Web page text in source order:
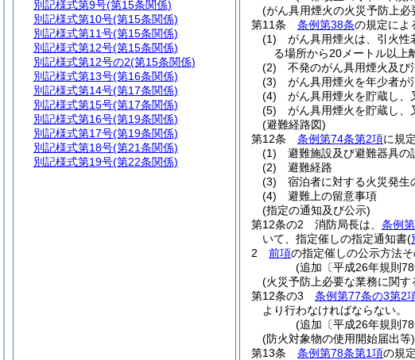
(がん具用煙火の火災予防上必
第11条
条例第38条の規定によ
(1)
がん具用煙火は、引火性
る場所から20メートル以上
(2)
不発のがん具用煙火及び
(3)
がん具用煙火を年少者が
(4)
がん具用煙火を貯蔵し、
(5)
がん具用煙火を貯蔵し、
(避難経路図)
第12条
条例第74条第2項に規
(1)
避難施設及び避難器具の
(2)
避難経路
(3)
宿泊者に対する火災発生
(4)
避難上の留意事項
(指定の通知及び公示)
第12条の2
消防局長は、 条例
いて、指定催しの指定通知書(
2
前項の指定催しの公示方法
(追加〔平成26年規則
(火災予防上必要な業務に関す
第12条の3
条例第77条の3第2
より行わなければならない。
(追加〔平成26年規則
(防火対象物の使用開始届出等)
第13条
条例第78条第1項の規
別記様式第9号(第15条関係)
別記様式第10号(第15条関係)
別記様式第11号(第15条関係)
別記様式第12号(第15条関係)
別記様式第12号の2(第15条関係)
別記様式第13号(第16条関係)
別記様式第14号(第17条関係)
別記様式第15号(第17条関係)
別記様式第16号(第19条関係)
別記様式第17号(第19条関係)
別記様式第18号(第21条関係)
別記様式第19号(第22条関係)